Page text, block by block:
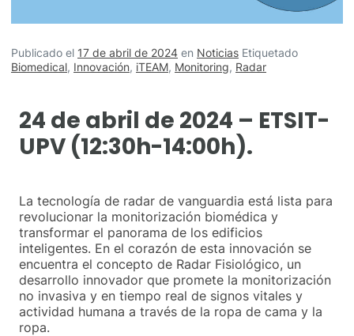
Publicado el 17 de abril de 2024 en Noticias Etiquetado
Biomedical, Innovación, iTEAM, Monitoring, Radar
24 de abril de 2024 – ETSIT-
UPV (12:30h-14:00h).
La tecnología de radar de vanguardia está lista para
revolucionar la monitorización biomédica y
transformar el panorama de los edificios
inteligentes. En el corazón de esta innovación se
encuentra el concepto de Radar Fisiológico, un
desarrollo innovador que promete la monitorización
no invasiva y en tiempo real de signos vitales y
actividad humana a través de la ropa de cama y la
ropa.